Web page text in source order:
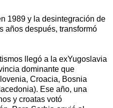
1989 y la desintegración de
años después, transformó
llegó a la exYugoslavia
dominante que
Croacia, Bosnia
Ese año, una
y croatas votó